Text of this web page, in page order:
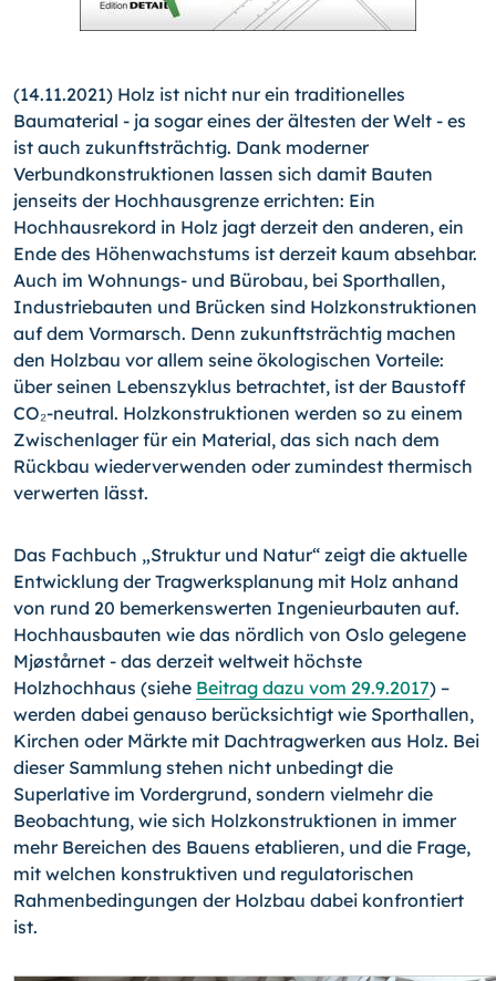
(14.11.2021) Holz ist nicht nur ein traditionelles
Baumaterial - ja sogar eines der ältesten der Welt - es
ist auch zukunftsträchtig. Dank moderner
Verbundkonstruktionen lassen sich damit Bauten
jenseits der Hochhausgrenze errichten: Ein
Hochhausrekord in Holz jagt derzeit den anderen, ein
Ende des Höhenwachstums ist derzeit kaum absehbar.
Auch im Woh­nungs- und Bürobau, bei Sporthallen,
Industriebauten und Brücken sind Holzkonstruktionen
auf dem Vormarsch. Denn zukunftsträchtig machen
den Holzbau vor allem seine ökologischen Vorteile:
über seinen Lebenszyklus betrachtet, ist der Baustoff
CO₂-neutral. Holzkonstruktionen werden so zu einem
Zwischenlager für ein Material, das sich nach dem
Rückbau wiederverwenden oder zumindest thermisch
verwerten lässt.
Das Fachbuch „Struktur und Natur“ zeigt die aktuelle
Entwicklung der Tragwerksplanung mit Holz anhand
von rund 20 bemerkenswerten Ingenieurbauten auf.
Hochhausbauten wie das nördlich von Oslo gelegene
Mjøstårnet - das derzeit weltweit höchste
Holzhochhaus (siehe Beitrag dazu vom 29.9.2017) –
werden dabei genauso berücksichtigt wie Sporthallen,
Kirchen oder Märkte mit Dachtragwerken aus Holz. Bei
dieser Sammlung stehen nicht unbedingt die
Superlative im Vordergrund, sondern vielmehr die
Beobachtung, wie sich Holzkonstruktionen in immer
mehr Bereichen des Bauens etablieren, und die Frage,
mit welchen konstruktiven und regulatorischen
Rahmenbedingungen der Holzbau dabei konfrontiert
ist.